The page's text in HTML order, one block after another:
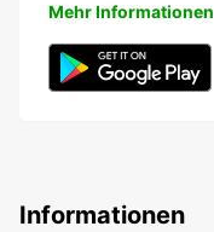
Mehr Informationen
Informationen